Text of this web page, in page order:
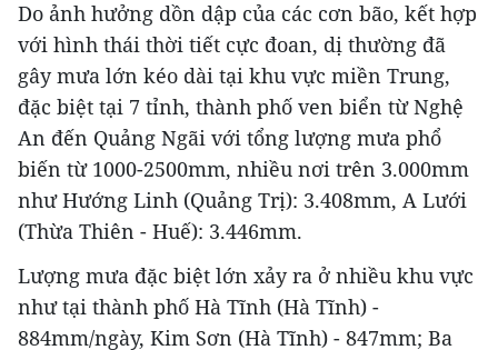
Do ảnh hưởng dồn dập của các cơn bão, kết hợp
với hình thái thời tiết cực đoan, dị thường đã
gây mưa lớn kéo dài tại khu vực miền Trung,
đặc biệt tại 7 tỉnh, thành phố ven biển từ Nghệ
An đến Quảng Ngãi với tổng lượng mưa phổ
biến từ 1000-2500mm, nhiều nơi trên 3.000mm
như Hướng Linh (Quảng Trị): 3.408mm, A Lưới
(Thừa Thiên - Huế): 3.446mm.
Lượng mưa đặc biệt lớn xảy ra ở nhiều khu vực
như tại thành phố Hà Tĩnh (Hà Tĩnh) -
884mm/ngày, Kim Sơn (Hà Tĩnh) - 847mm; Ba